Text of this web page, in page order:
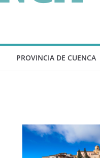
PROVINCIA DE CUENCA